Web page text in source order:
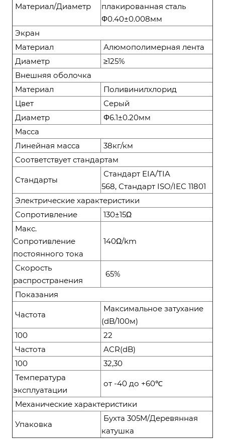
Материал/Диаметр
плакированная сталь
Φ0.40±0.008мм
Экран
Материал
Алюмополимерная лента
Диаметр
≥125%
Внешняя оболочка
Материал
Поливинилхлорид
Цвет
Серый
Диаметр
Φ6.1±0.20мм
Масса
Линейная масса
38кг/км
Соответствует стандартам
Стандарты
Стандарт EIA/TIA
568, Стандарт ISO/IEC 11801
Электрические характеристики
Сопротивление
130±15Ω
Макс.
Сопротивление
постоянного тока
140Ω/km
Скорость
распространения
65%
Показания
Частота
Максимальное затухание
(dB/100м)
100
22
Частота
ACR(dB)
100
32,30
Температура
эксплуатации
от -40 до +60℃
Механические характеристики
Упаковка
Бухта 305M/Деревянная
катушка